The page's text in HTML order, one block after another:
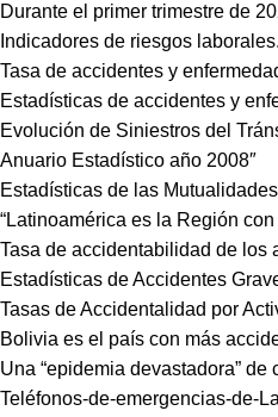
Durante el primer trimestre de
Indicadores de riesgos
Tasa de accidentes y
Estadísticas de accidentes y
Evolución de Siniestros del
Anuario Estadístico año 2008″
Estadísticas de las
“Latinoamérica es la Región
Tasa de accidentabilidad de los
Estadísticas de Accidentes
Tasas de Accidentalidad por
Bolivia es el país con más
Una “epidemia devastadora”
Teléfonos-de-emergencias-de-